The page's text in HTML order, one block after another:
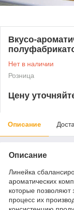
Вкусо-
Нет в наличии
Розница
Цену
Описание
Описание
Линейка
ароматических
которые позволяют
процесс их